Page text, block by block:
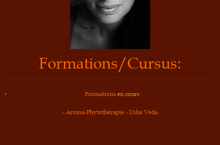
Formations/Cursus:
Formationsen cours :
- Aroma-Phytothérapie - Usha Véda